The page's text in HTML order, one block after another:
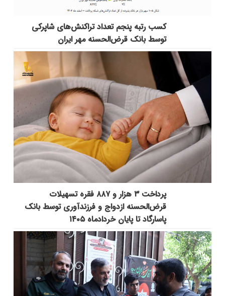
کسب رتبه پنجم تعداد تراکنش‌های شاپرکی
توسط بانک قرض‌الحسنه مهر ایران
پرداخت ۳ هزار و ۸۸۷ فقره تسهیلات
قرض‌الحسنه ازدواج و فرزندآوری توسط بانک
پاسارگاد تا پایان خردادماه ۱۴۰۵